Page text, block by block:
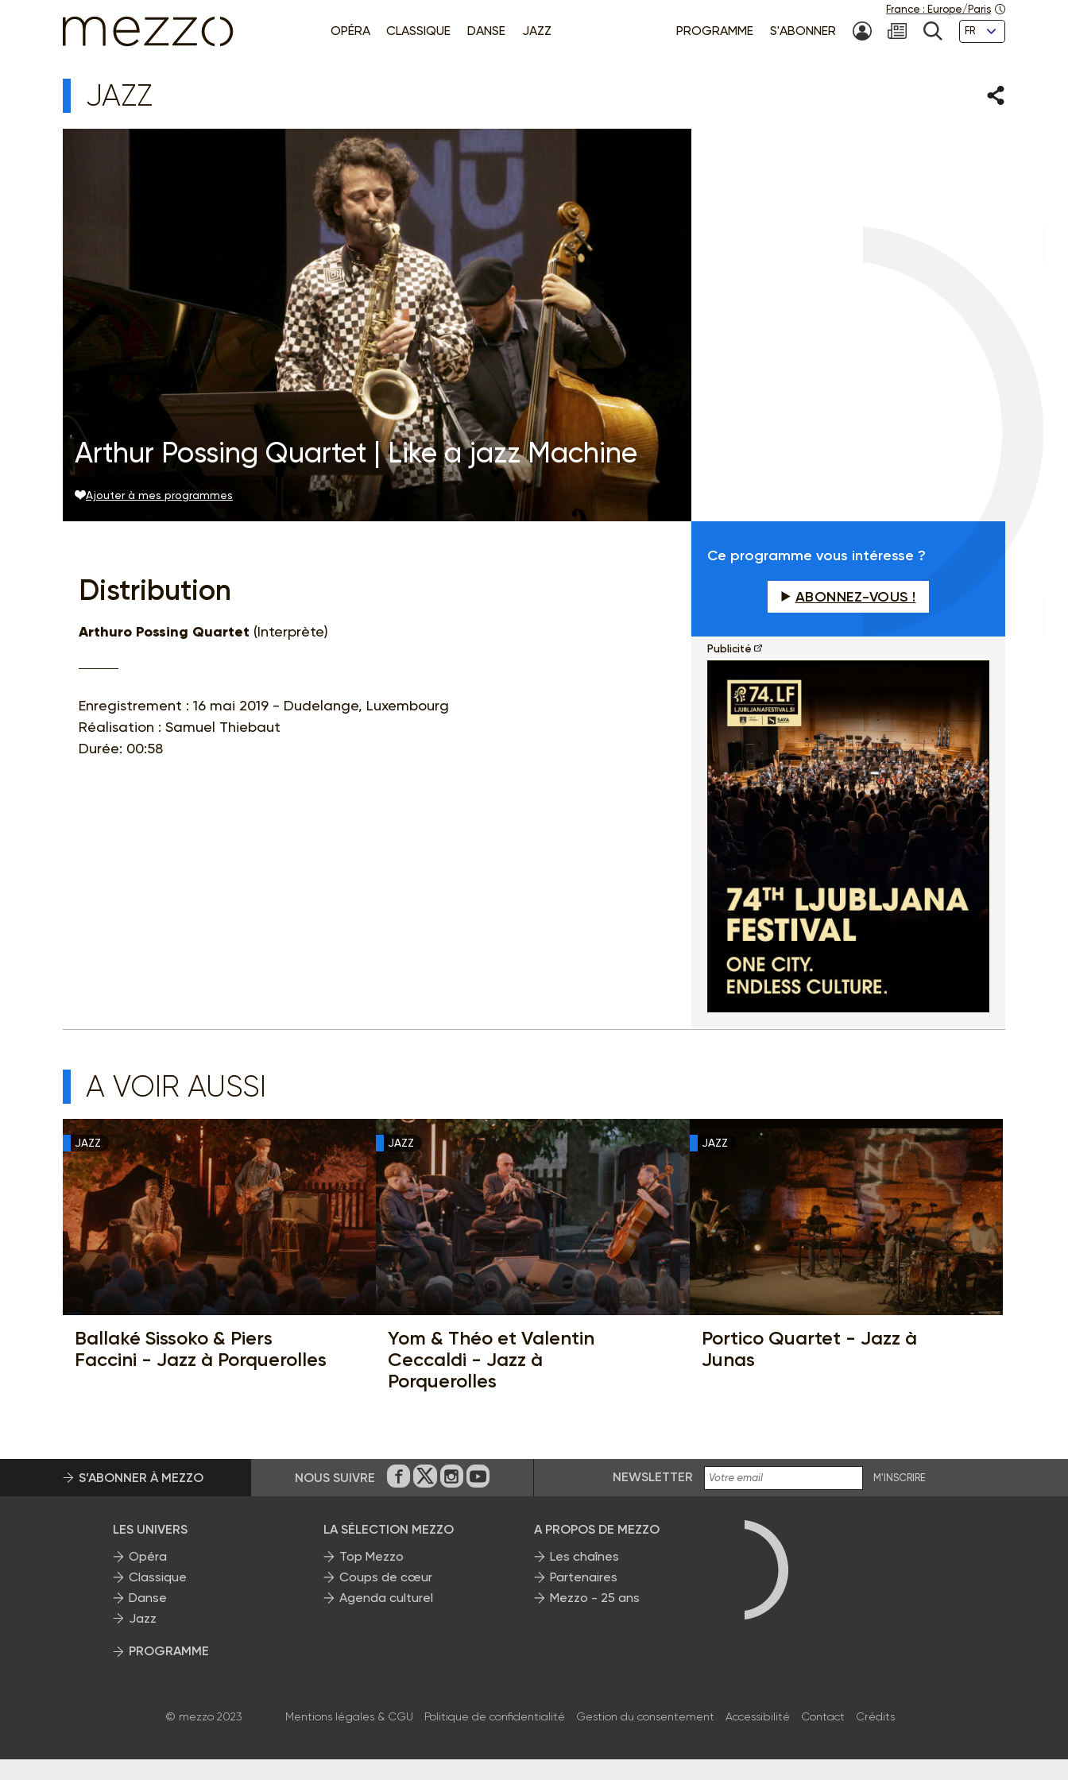
OPÉRA CLASSIQUE DANSE JAZZ PROGRAMME S'ABONNER MON COMPTE
NEWSLETTER
RECHERCHE
Langues
France : Europe/Paris
JAZZ Partager
Arthur Possing Quartet | Like a jazz Machine
Ajouter à mes programmes
Distribution
Arthuro Possing Quartet (Interprète)
Enregistrement : 16 mai 2019 - Dudelange, Luxembourg
Réalisation : Samuel Thiebaut
Durée: 00:58
Ce programme vous intéresse ?
ABONNEZ-VOUS !
Publicité
A VOIR AUSSI
JAZZ
Ballaké Sissoko & Piers
Faccini - Jazz à Porquerolles
JAZZ
Yom & Théo et Valentin
Ceccaldi - Jazz à
Porquerolles
JAZZ
Portico Quartet - Jazz à
Junas
S’ABONNER À MEZZO NOUS SUIVRE Sur Facebook
Sur Twitter
Sur Instagram
Sur Youtube NEWSLETTER M'INSCRIRE
LES UNIVERS
Opéra
Classique
Danse
Jazz
PROGRAMME
LA SÉLECTION MEZZO
Top Mezzo
Coups de cœur
Agenda culturel
A PROPOS DE MEZZO
Les chaînes
Partenaires
Mezzo - 25 ans
© mezzo 2023 Mentions légales & CGU Politique de confidentialité Gestion du consentement Accessibilité Contact Crédits